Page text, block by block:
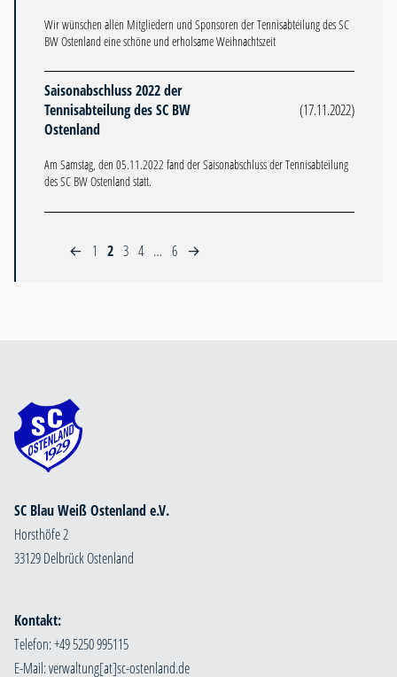
Wir wünschen allen Mitgliedern und Sponsoren der Tennisabteilung des SC
BW Ostenland eine schöne und erholsame Weihnachtszeit
Saisonabschluss 2022 der
Tennisabteilung des SC BW
Ostenland
(17.11.2022)
Am Samstag, den 05.11.2022 fand der Saisonabschluss der Tennisabteilung
des SC BW Ostenland statt.
← 1 2 3 4 … 6 →
SC Blau Weiß Ostenland e.V.
Horsthöfe 2
33129 Delbrück Ostenland
Kontakt:
Telefon: +49 5250 995115
E-Mail: